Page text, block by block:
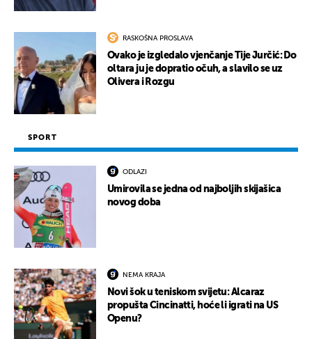
RASKOŠNA PROSLAVA
Ovako je izgledalo vjenčanje Tije Jurčić: Do
oltara ju je dopratio očuh, a slavilo se uz
Olivera i Rozgu
SPORT
ODLAZI
Umirovila se jedna od najboljih skijašica
novog doba
NEMA KRAJA
Novi šok u teniskom svijetu: Alcaraz
propušta Cincinatti, hoće li igrati na US
Openu?